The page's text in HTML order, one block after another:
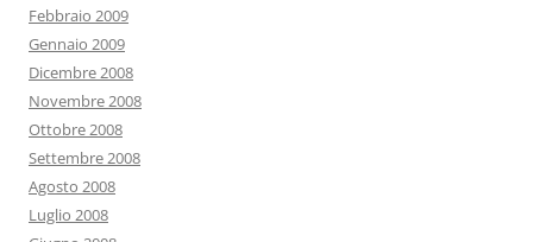
Febbraio 2009
Gennaio 2009
Dicembre 2008
Novembre 2008
Ottobre 2008
Settembre 2008
Agosto 2008
Luglio 2008